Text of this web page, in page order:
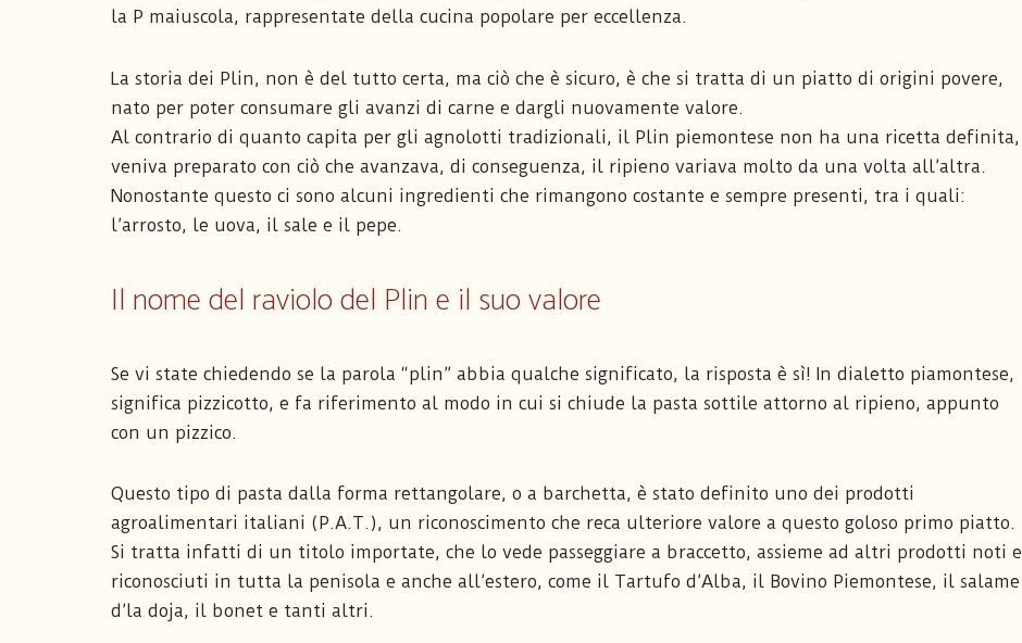
la P maiuscola, rappresentate della cucina popolare per eccellenza.
La storia dei Plin, non è del tutto certa, ma ciò che è sicuro, è che si tratta di un piatto di origini povere,
nato per poter consumare gli avanzi di carne e dargli nuovamente valore.
Al contrario di quanto capita per gli agnolotti tradizionali, il Plin piemontese non ha una ricetta definita,
veniva preparato con ciò che avanzava, di conseguenza, il ripieno variava molto da una volta all’altra.
Nonostante questo ci sono alcuni ingredienti che rimangono costante e sempre presenti, tra i quali:
l’arrosto, le uova, il sale e il pepe.
Il nome del raviolo del Plin e il suo valore
Se vi state chiedendo se la parola “plin” abbia qualche significato, la risposta è sì! In dialetto piamontese,
significa pizzicotto, e fa riferimento al modo in cui si chiude la pasta sottile attorno al ripieno, appunto
con un pizzico.
Questo tipo di pasta dalla forma rettangolare, o a barchetta, è stato definito uno dei prodotti
agroalimentari italiani (P.A.T.), un riconoscimento che reca ulteriore valore a questo goloso primo piatto.
Si tratta infatti di un titolo importate, che lo vede passeggiare a braccetto, assieme ad altri prodotti noti e
riconosciuti in tutta la penisola e anche all’estero, come il Tartufo d’Alba, il Bovino Piemontese, il salame
d’la doja, il bonet e tanti altri.